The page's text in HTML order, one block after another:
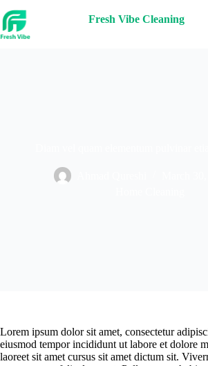
Fresh Vibe Cleaning
Lorem ipsum dolor sit amet, consectetur
eiusmod tempor incididunt ut labore et dolore
laoreet sit amet cursus sit amet dictum sit.